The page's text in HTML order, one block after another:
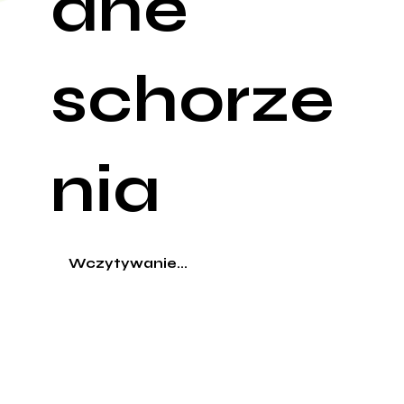
schorze
nia
Wczytywanie...